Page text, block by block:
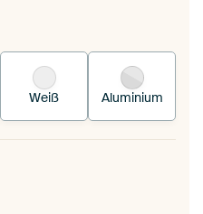
Textiltuch in
Weiß Aluminium